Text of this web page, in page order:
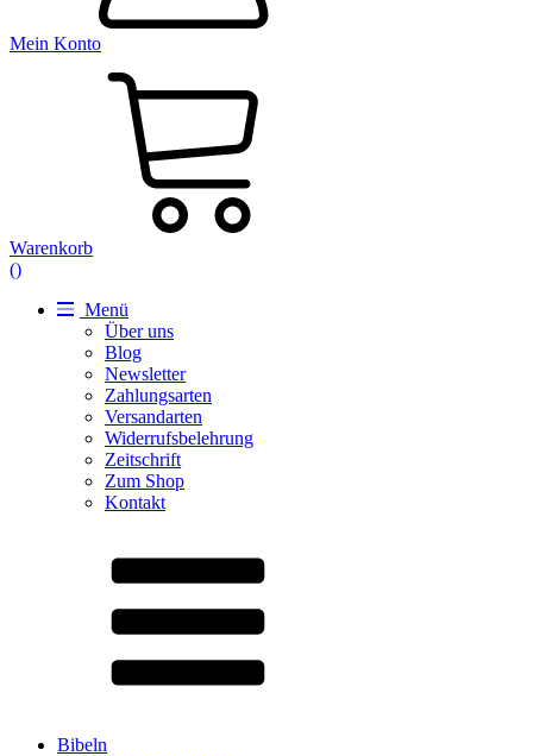
Mein Konto
Warenkorb
()
Menü
Über uns
Blog
Newsletter
Zahlungsarten
Versandarten
Widerrufsbelehrung
Zeitschrift
Zum Shop
Kontakt
Bibeln